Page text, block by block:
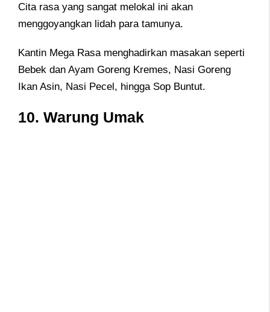
Cita rasa yang sangat melokal ini akan
menggoyangkan lidah para tamunya.
Kantin Mega Rasa menghadirkan masakan seperti
Bebek dan Ayam Goreng Kremes, Nasi Goreng
Ikan Asin, Nasi Pecel, hingga Sop Buntut.
10. Warung Umak